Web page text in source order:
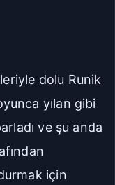
dolu Runik
yılan gibi
ve şu anda
için